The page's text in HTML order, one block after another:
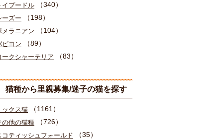
イプードル （340）
ーズー （198）
メラニアン （104）
ピヨン （89）
ークシャーテリア （83）
猫種から里親募集/迷子の猫を探す
ックス猫 （1161）
の他の猫種 （726）
コティッシュフォールド （35）